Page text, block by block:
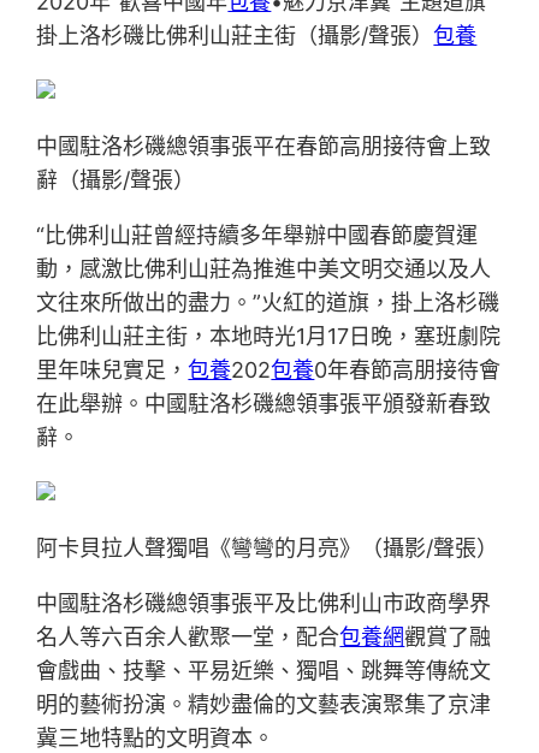
掛上洛杉磯比佛利山莊主街（攝影/聲張）包養
中國駐洛杉磯總領事張平在春節高朋接待會上致
辭（攝影/聲張）
“比佛利山莊曾經持續多年舉辦中國春節慶賀運
動，感激比佛利山莊為推進中美文明交通以及人
文往來所做出的盡力。”火紅的道旗，掛上洛杉磯
比佛利山莊主街，本地時光1月17日晚，塞班劇院
里年味兒實足，包養202包養0年春節高朋接待會
在此舉辦。中國駐洛杉磯總領事張平頒發新春致
辭。
阿卡貝拉人聲獨唱《彎彎的月亮》（攝影/聲張）
中國駐洛杉磯總領事張平及比佛利山市政商學界
名人等六百余人歡聚一堂，配合包養網觀賞了融
會戲曲、技擊、平易近樂、獨唱、跳舞等傳統文
明的藝術扮演。精妙盡倫的文藝表演聚集了京津
冀三地特點的文明資本。